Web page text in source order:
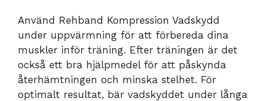
Använd Rehband Kompression Vadskydd
under uppvärmning för att förbereda dina
muskler inför träning. Efter träningen är det
också ett bra hjälpmedel för att påskynda
återhämtningen och minska stelhet. För
optimalt resultat, bär vadskyddet under långa